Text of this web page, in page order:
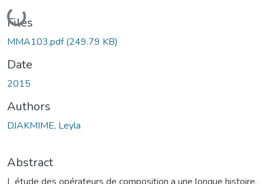
Loading...
Files
MMA103.pdf(249.79 KB)
Date
2015
Authors
DJAKMIME, Leyla
Abstract